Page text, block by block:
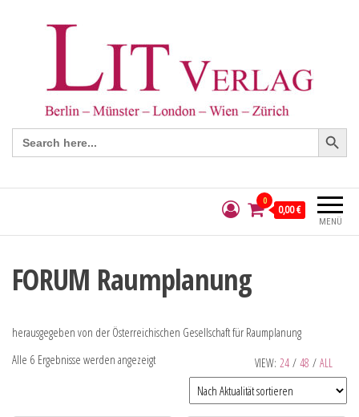
Search
for:
Search Button
MENÜ
0
0,00 €
FORUM Raumplanung
herausgegeben von der Österreichischen Gesellschaft für Raumplanung
VIEW: 24 / 48 / ALL
Alle 6 Ergebnisse werden angezeigt